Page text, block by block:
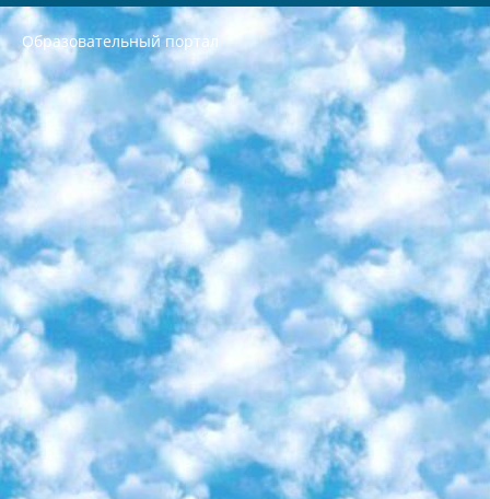
Образовательный портал
РЕСПУБЛИКА УЗБЕКИСТАН МИНИСТРЕРСТВО ДОШКОЛЬНОГО И ШКОЛЬНОГО ОБРАЗОВАНИЯ КОМАНДА в общеобразовательных учреждениях в 2023-2024 учебном году организация и проведение итоговой государственной аттестации обучающихся о Министра дошкольного и школьного образования Республики Узбекистан от 4 марта 2008 года (постановлением Минюста от 20 марта 2008 года № 1778 государственной регистрации) «Итоговое состояние учащихся общего среднего образования на основании положения об утверждении положения об аттестации общего среднего образования выпускной экзамен студентов в образовательных учреждениях в 2023-2024 учебном году В целях организации и прохождения аттестации приказываю: 1. Следующее: перечень предметов, по которым будет проводиться итоговая государственная аттестация и экзамен формы перевода согласно приложению 1; сертификаты международного образца, оценивающие уровень владения иностранными языками перечень согласно приложению 2; 2. Педагогический при специализированных образовательных учреждениях. научно-практический центр квалификации и международной оценки (Д.Давидова) 2024 г. До 25 марта: задания по предметам, по которым будет проводиться итоговая аттестация разработка и утверждение технических условий; итоговая аттестация на основании разработанного предметного задания разработка вопросов по предметам (устно и письменно), экзамен передача; общеобразовательные средние школы и специальные учебные заведения учащиеся выпускных классов школ и интернатов в агентской системе подготовка базы данных экзаменационных материалов и критериев оценки; перевод базы экзаменационных материалов на все языки обучения подать в Республиканский образовательный центр для изготовления; варианты экзаменов на основе разработанных контрольных материалов пусть будут поставлены задачи формирования. 3. Республиканский образовательный центр (Ш.Худайкулов) до 5 апреля 2024 года. до: база данных предоставленных экзаменационных материалов на все языки обучения перевод и экспертиза; для слепых, слабовидящих, глухих, слабослышащих и умственно отсталых детей учащиеся выпускных классов специализированных школ и школ-интернатов база данных экзаменационных материалов на всех преподаваемых языках подготовка критериев оценки; специализированные школы для умственно отсталых детей и технологии для учащихся выпускных классов школ-интернатов разработка соответствующих рекомендаций и критериев проведения ЕГЭ по естествознанию давать задания. 4. Педагогический при специализированных образовательных учреждениях. Научно-практический центр навыков и международной оценки (Д.Давидова), Республика образовательный центр (Худайкулов Ш.) итоговый государственный аттестационный экзамен ориентирован на творческое и логическое мышление при подготовке базы материалов учитывать введение заданий. 5. Следует отметить, что: сертификат государственного образца о знании общеобразовательного предмета и как минимум национальный уровень B1 по предметам на иностранных языках, указанным в Приложении 2. или международно признанный сертификат эквивалентного уровня студенты, изучающие определенный предмет, освобождаются от экзамена; по соответствующим предметам запланирована итоговая государственная аттестация за день до дня, путем жеребьевки Рабочей группой (в письменной форме по предметам, проводимым в форме) из числа сформированных вариантов выбрано 2 варианта; 2 выбранных варианта экзамена анонсированы на официальном сайте министерства и все выпускники по всей стране на основе этих вариантов проводит итоговую государственную аттестацию. 6. Государственное образование учащихся средних общеобразовательных учреждений. знания в соответствии с квалификационными требованиями, которые необходимо приобрести на основании стандартов итоговый (выпускной) контроль для 9 и 11 классов в целях тестирования Экзамены (далее – экзамены) состоят из предметов, перечисленных в приложении 1. будет сделано. 7. Экзамены пройдут с 26 мая по 15 июня 2024 г. (кроме науки физического воспитания). 8. Физическая для учащихся 9 классов общесредних образовательных учреждений. Экзамены по предмету «Образование, квалификация медицина» 1-6 мая 2024 года. сотрудники перевести под присмотр (с отклонениями в физическом или умственном развитии) специализированная школа для детей, школы-интернаты и со сколиозом школы-интернаты санаторного типа для больных детей исключены). 9. Он был слепым, слабовидящим и имел нарушения опорно-двигательного аппарата. экзамены в специализированных школах и интернатах для детей должны проводиться исходя из требований, предъявляемых к общеобразовательным учреждениям (физкультура кроме науки). 10. Специализированная школа для глухих и слабослышащих детей. и экзамены в интернатах и быть реализован в виде письменного теста по математике. 11. Специальность для умственно отсталых детей. Для 9 класса Родной язык и литературное письмо Государственный язык (язык обучения – узбекский). для неклассов) написано Математическое письмо Письменная/устная история Узбекистана Физическое воспитание практично Итоговый контроль Для 11 класса Написание родного языка и литературы (эссе) Математическое письмо Узбекский язык (обучение на узбекском языке) не посещающее общее среднее образование для учреждений)/Образовательное учреждение выбор письменный и устный Иностранный язык письменный/устный Письменная/устная история Узбекистана *По выбору студента:  Химия  Физика  Основы государственного права  География 10 бесплатных образовательных ресурсов - Мы составили подборку онлайн-проектов с интерактивными упражнениями, видеолекциями и статьями. Они помогут вам обрести новые и освежить старые знания бесплатно. 1. «ИНТУИТ» Старейшая образовательная площадка Рунета. Здесь вы найдёте сотни текстовых и видеокурсов на десятки различных тем — от программирования до психологии. Многие курсы подготовлены российскими университетами и крупными международными компаниями вроде Intel и Microsoft. Самостоятельное обучение бесплатное, но желающие могут оплатить услуги персональных наставников. 2. «Смартия» знакомит с актуальными профессиями и подсказывает, как им обучаться. Выбрав заинтересовавшую вас специальность — SMM-специалист, фотограф, веб-дизайнер или другую, — увидите список необходимых для неё умений. Чтобы вы могли освоить их самостоятельно, для каждого умения площадка отображает подборку ссылок на учебные материалы. Хотя «Смартия» ориентируется на русскоязычную аудиторию, часть контента всё же доступна только на английском. 3. «Лекторий Физтеха» Проект Московского физико-технического института (Физтеха). С его помощью вы можете смотреть онлайн серии лекций, записанные на видео в этом вузе. В числе доступных предметов — физика, биология, химия, информационные технологии и другие. К некоторым лекциям администрация ресурса прилагает готовые конспекты, которые можно скачивать в PDF-формате. 4. ITMOcourses Онлайн-площадка Санкт-Петербургского национального исследовательского университета информационных технологий, механики и оптики (ИТМО). Ресурс предоставляет свободный доступ к курсам, разработанным в этом вузе. Каталог материалов разбит на четыре категории: «Оптические системы и технологии», «Приборостроение и робототехника», «Информационные технологии» и «Биотехнологии». Курсы состоят из видеолекций, интерактивных демонстраций и заданий. 5. «КиберЛенинка» Электронная научная библиотека открытого доступа. Каталог площадки регулярно обрастает текстами статей из различных научных изданий. Сгруппированные по журналам и рубрикам публикации можно читать онлайн или скачивать целиком в PDF-формате. Проект нацелен на популяризацию науки за счёт открытого доступа к качественной информации. 6. «ПостНаука» На этом ресурсе публикуют подборки видеолекций, составленные экспертами из разных отраслей и объединённые общими темами. Среди них, к примеру, есть серии «Биоинформатика и геномика», «Культура средневековой Скандинавии» и Cinema Studies о теории кино. Каждая подборка лекций — логически связанная история, рассказанная экспертом от первого лица. Кроме того, на сайте появляются научно-образовательные статьи и тесты на разные темы. 7. «Newочём» Команда проекта «Newочём» отбирает самые интересные тексты из англоязычных СМИ и переводит те из них, за которые голосуют участники сообщества «ВКонтакте». По большей части это научно-популярные статьи. Редакторы придумывают лишь заголовки, в остальном содержание переводов соответствует оригиналам. Полные тексты можно читать прямо в социальной сети. 8. InternetUrok Онлайн-база материалов по основным дисциплинам школьной программы. Информация на сайте структурирована по классам, предметам и темам (урокам). Каждый урок состоит из видеолекций и конспектов. Есть также интерактивные тренажёры и тесты для закрепления пройденного материала. Даже если вы давно окончили школу, возможность повторить программу старших классов всегда может пригодиться. 9. Edutainme Ещё один ресурс об образовании. В отличие от Newtonew, как мне кажется, Edutainme больше ориентируется на представителей индустрии: педагогов, предпринимателей, разработчиков образовательных проектов. Но и любой, кто просто стремится к саморазвитию, найдёт на сайте много полезного и интересного для себя. Например, информацию о новых курсах и образовательных сервисах. 10. Newtonew Онлайн-медиа об образовании и обучении в широком смысле. Авторы Newtonew пишут об инструментах, заведениях, тактиках и стратегиях, которые помогают учить других и получать новые знания самостоятельно. На этой площадке вы найдёте новости, обзоры, аналитические мат